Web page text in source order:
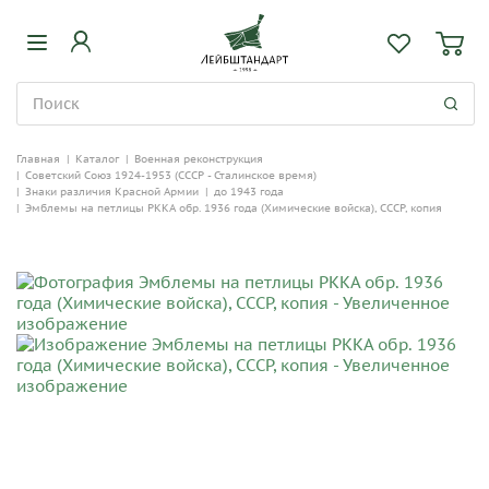
Главная | Каталог | Военная реконструкция
| Советский Союз 1924-1953 (СССР - Сталинское время)
| Знаки различия Красной Армии | до 1943 года
| Эмблемы на петлицы РККА обр. 1936 года (Химические войска), СССР, копия